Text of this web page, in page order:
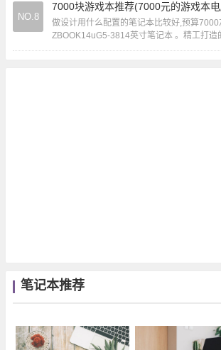
NO.8
7000块游戏本推荐(7000元的游戏本
做设计用什么配置的笔记本比较好,预算
ZBOOK14uG5-3814英寸笔记本 。精工打造
本，紧凑时尚的设计，轻...
笔记本推荐